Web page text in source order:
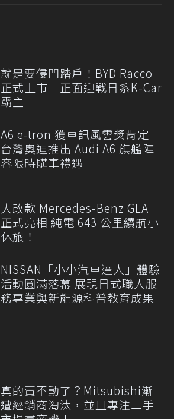
就是要侵門踏戶！BYD Racco
正式上市 正面迎戰日系K-Car
霸主
A6 e-tron 獲車訊風雲獎肯定
台灣奧迪推出 Audi A6 旗艦陣
容限時購車禮遇
大改款 Mercedes-Benz GLA
正式亮相 純電 643 公里續航小
休旅！
NISSAN「小小汽車達人」體驗
活動圓滿落幕 展現日式職人服
務專業與新能源科普教育成果
真的賣不動了？Mitsubishi漸
遭經銷商淘汰，並且專注二手